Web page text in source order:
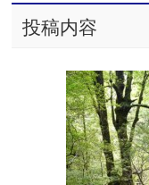
投稿内容